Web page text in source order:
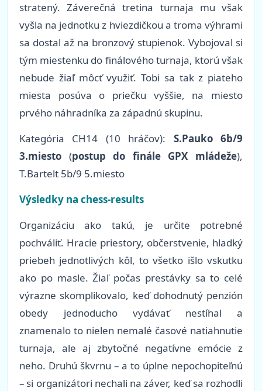
stratený. Záverečná tretina turnaja mu však
vyšla na jednotku z hviezdičkou a troma výhrami
sa dostal až na bronzový stupienok. Vybojoval si
tým miestenku do finálového turnaja, ktorú však
nebude žiaľ môcť využiť. Tobi sa tak z piateho
miesta posúva o priečku vyššie, na miesto
prvého náhradníka za západnú skupinu.
Kategória CH14 (10 hráčov): S.Pauko 6b/9
3.miesto (postup do finále GPX mládeže),
T.Bartelt 5b/9 5.miesto
Výsledky na chess-results
Organizáciu ako takú, je určite potrebné
pochváliť. Hracie priestory, občerstvenie, hladký
priebeh jednotlivých kôl, to všetko išlo vskutku
ako po masle. Žiaľ počas prestávky sa to celé
výrazne skomplikovalo, keď dohodnutý penzión
obedy jednoducho vydávať nestíhal a
znamenalo to nielen nemalé časové natiahnutie
turnaja, ale aj zbytočné negatívne emócie z
neho. Druhú škvrnu – a to úplne nepochopiteľnú
– si organizátori nechali na záver, keď sa rozhodli